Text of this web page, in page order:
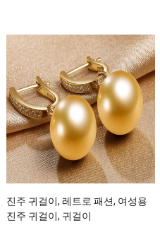
진주 귀걸이, 레트로 패션, 여성용
진주 귀걸이, 귀걸이